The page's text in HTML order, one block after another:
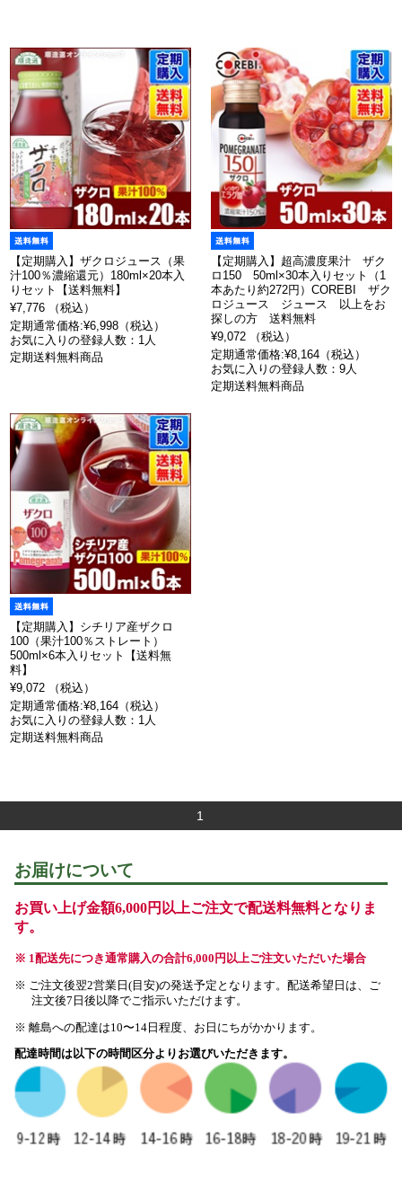
【定期購入】ザクロジュース（果
汁100％濃縮還元）180ml×20本入
りセット【送料無料】
¥7,776 （税込）
定期通常価格:¥6,998（税込）
お気に入りの登録人数：1人
定期送料無料商品
【定期購入】超高濃度果汁 ザク
ロ150 50ml×30本入りセット（1
本あたり約272円）COREBI ザク
ロジュース ジュース 以上をお
探しの方 送料無料
¥9,072 （税込）
定期通常価格:¥8,164（税込）
お気に入りの登録人数：9人
定期送料無料商品
【定期購入】シチリア産ザクロ
100（果汁100％ストレート）
500ml×6本入りセット【送料無
料】
¥9,072 （税込）
定期通常価格:¥8,164（税込）
お気に入りの登録人数：1人
定期送料無料商品
1